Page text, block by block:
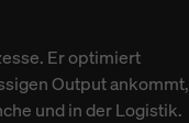
Er optimiert
Output ankommt,
und in der Logistik.